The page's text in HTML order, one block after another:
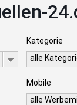
Kategorie
alle
Mobile
alle